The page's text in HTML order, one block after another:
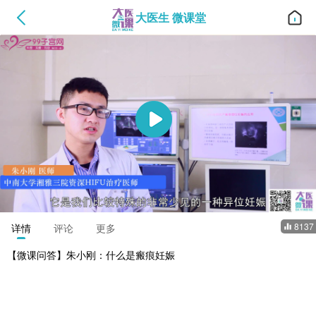
大医生 微课堂
详情 评论 更多 8137
【微课问答】朱小刚：什么是瘢痕妊娠